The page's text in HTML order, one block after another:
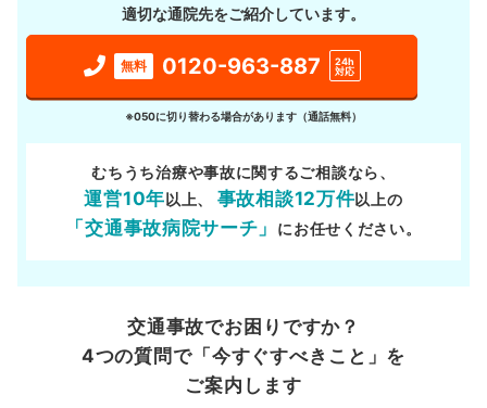
適切な通院先をご紹介しています。
無料 0120-963-887
24h
対応
※050に切り替わる場合があります（通話無料）
むちうち治療や事故に関するご相談なら、
運営10年以上、 事故相談12万件以上の
「交通事故病院サーチ」 にお任せください。
交通事故でお困りですか？
4つの質問で「今すぐすべきこと」を
ご案内します